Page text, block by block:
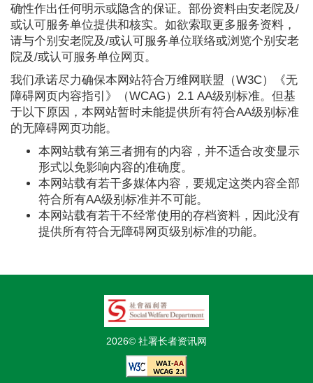
确性作出任何明示或隐含的保证。部份资料由安老院及/
或认可服务单位提供和核实。如欲索取更多服务资料，
请与个别安老院及/或认可服务单位联络或浏览个别安老
院及/或认可服务单位网页。
我们承诺尽力确保本网站符合万维网联盟（W3C）《无
障碍网页内容指引》（WCAG）2.1 AA级别标准。但基
于以下原因，本网站暂时未能提供所有符合AA级别标准
的无障碍网页功能。
本网站载有第三者拥有的内容，并不适合改变显示
形式以免影响内容的准确度。
本网站载有若干多媒体内容，要规定这类内容全部
符合所有AA级别标准并不可能。
本网站载有若干不经常使用的存档资料，因此没有
提供所有符合无障碍网页级别标准的功能。
2026© 社署长者资讯网